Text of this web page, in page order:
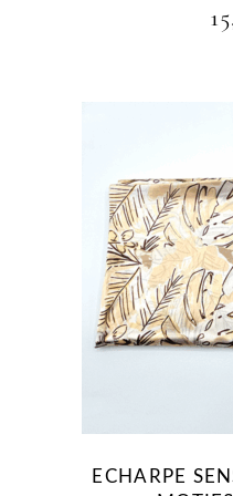
ECHARPE